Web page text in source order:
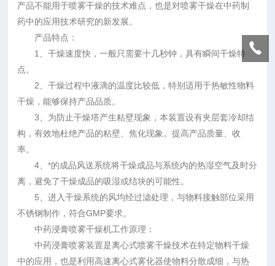
产品不能用于喷雾干燥的技术难点，也是对喷雾干燥在中药制
药中的应用技术研究的新发展。
产品特点：
1、干燥速度快，一般只需要十几秒钟，具有瞬间干燥特
点。
2、干燥过程中液滴的温度比较低，特别适用于热敏性物料
干燥，能够保持产品品质。
3、为防止干燥塔产生粘壁现象，本装置设有夹层套冷却结
构，有效地杜绝产品的粘壁、焦化现象。提高产品质量、收
率。
4、*的成品风送系统将干燥成品与系统内的热湿空气及时分
离，避免了干燥成品的吸湿或结块的可能性。
5、进入干燥系统的风均经过滤处理，与物料接触部位采用
不锈钢制作，符合GMP要求。
中药浸膏喷雾干燥机工作原理：
中药浸膏喷雾装置是离心式喷雾干燥技术在特定物料干燥
中的应用，也是利用高速离心式雾化器使物料分散成细，与热